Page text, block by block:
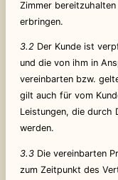
Zimmer
erbringen.
3.2Der Kunde ist
und die von ihm in
vereinbarten bzw.
gilt auch für vom
Leistungen, die durch
werden.
3.3Die vereinbarten
zum Zeitpunkt des